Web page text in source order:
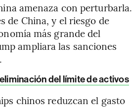
amenaza con perturbarla.
de China, y el riesgo de
más grande del
ampliara las sanciones
del límite de activos
chinos reduzcan el gasto